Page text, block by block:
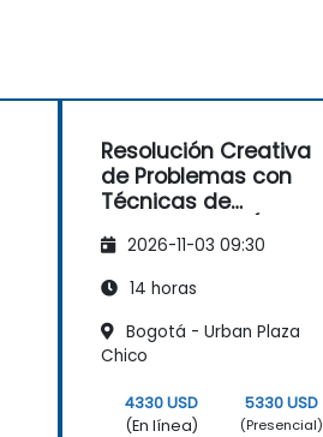
Resolución Creativa
de Problemas con
Técnicas de
Thinking)
2026-11-03 09:30
14 horas
Bogotá - Urban Plaza
Chico
4330 USD
(En línea)
5330 USD
(Presencial)